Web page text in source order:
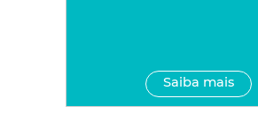
Saiba mais